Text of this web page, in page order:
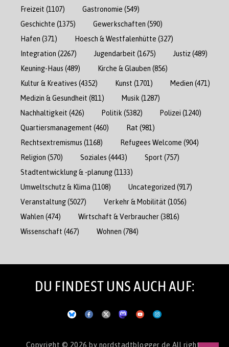
Freizeit (1107) Gastronomie (549)
Geschichte (1375) Gewerkschaften (590)
Hafen (371) Hoesch & Westfalenhütte (327)
Integration (2267) Jugendarbeit (1675) Justiz(489)
Keuning-Haus (489) Kirche & Glauben (856)
Kultur & Kreatives (4352) Kunst (1701) Medien (471)
Medizin & Gesundheit (811) Musik (1287)
Nachhaltigkeit (426) Politik (5382) Polizei (1240)
Quartiersmanagement (460) Rat (981)
Rechtsextremismus (1168) Refugees Welcome (904)
Religion (570) Soziales (4443) Sport (757)
Stadtentwicklung & -planung(1133)
Umweltschutz & Klima (1108) Uncategorized (917)
Veranstaltung(5027) Verkehr & Mobilität (1056)
Wahlen (474) Wirtschaft & Verbraucher(3816)
Wissenschaft (467) Wohnen (784)
DU FINDEST UNS AUCH AUF:
Copyright © 2026 by nordstadtblogger.de All rights